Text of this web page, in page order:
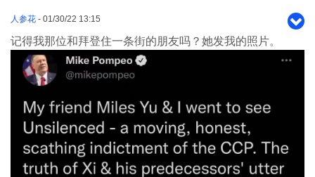
人参花 - 01/30/22 13:15
记得我那位和拜登住一条街的朋友吗？她发我的照片。